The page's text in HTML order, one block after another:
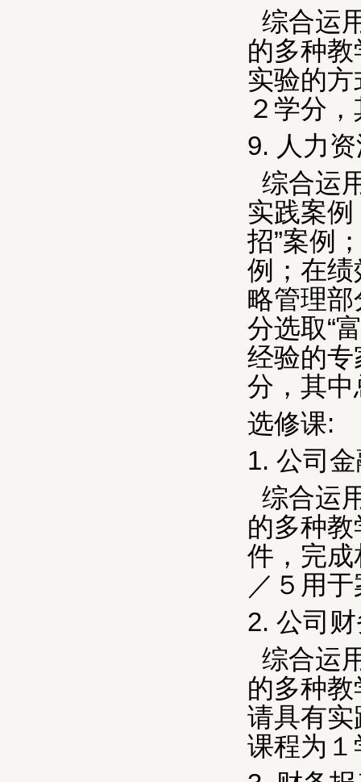
综合运
的多种
实验的
２学分
9. 人力
综合运
实践案
招”案例
例；在绩
略管理部
分选取“
经验的
分，其
选修课:
1. 公司
综合运
的多种
件，完
／５用
2. 公司
综合运
的多种
请具有
课程为